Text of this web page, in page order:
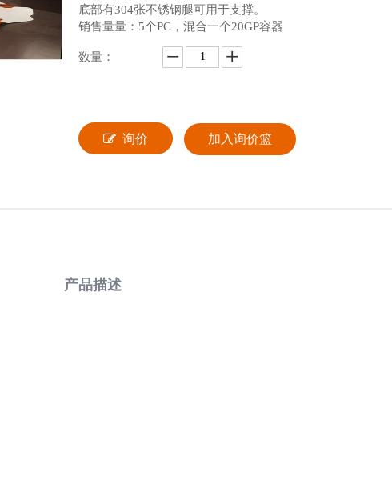
底部有304张不锈钢腿可用于支撑。
销售量量：5个PC，混合一个20GP容器
数量：
询价 加入询价篮
产品描述